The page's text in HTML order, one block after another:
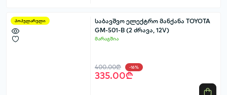
პოპულარული
საბავშვო ელექტრო მანქანა TOYOTA
GM-501-B (2 ძრავა, 12V)
მარაგშია
400.00₾ -16%
335.00₾